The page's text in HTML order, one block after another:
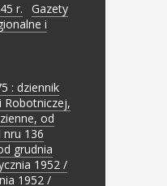
r.
Gazety
i
: dziennik
Robotniczej,
od
nru 136
grudnia
1952 /
1952 /